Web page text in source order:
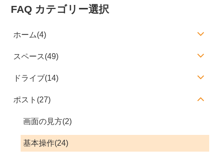
FAQ カテゴリー選択
ホーム(4)
スペース(49)
ドライブ(14)
ポスト(27)
画面の見方(2)
基本操作(24)